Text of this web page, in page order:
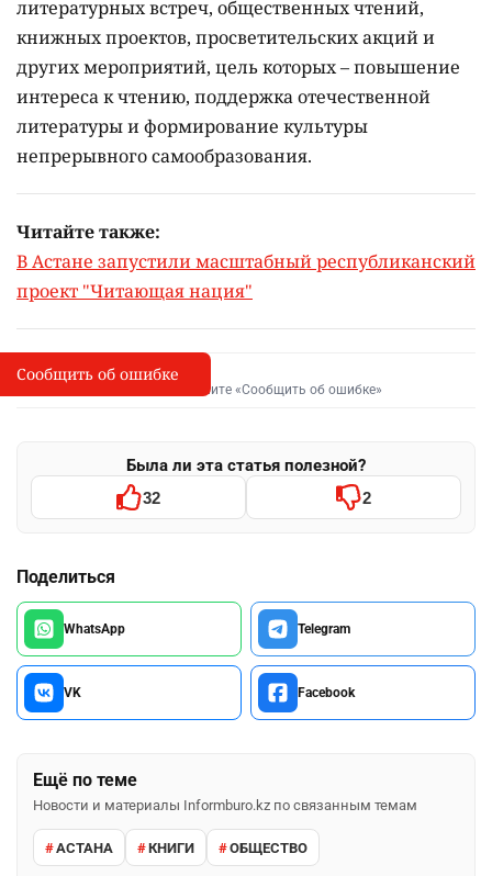
литературных встреч, общественных чтений,
книжных проектов, просветительских акций и
других мероприятий, цель которых –повышение
интереса к чтению, поддержка отечественной
литературы и формирование культуры
непрерывного самообразования.
Читайте также:
В Астане запустили масштабный республиканский
проект "Читающая нация"
I
Сообщить об опечатке
Выделите фрагмент и нажмите «Сообщить об ошибке»
Была ли эта статья полезной?
32 2
Поделиться
WhatsApp Telegram
VK Facebook
Ещё по теме
Новости и материалы Informburo.kz по связанным темам
АСТАНА КНИГИ ОБЩЕСТВО
Сообщить об ошибке